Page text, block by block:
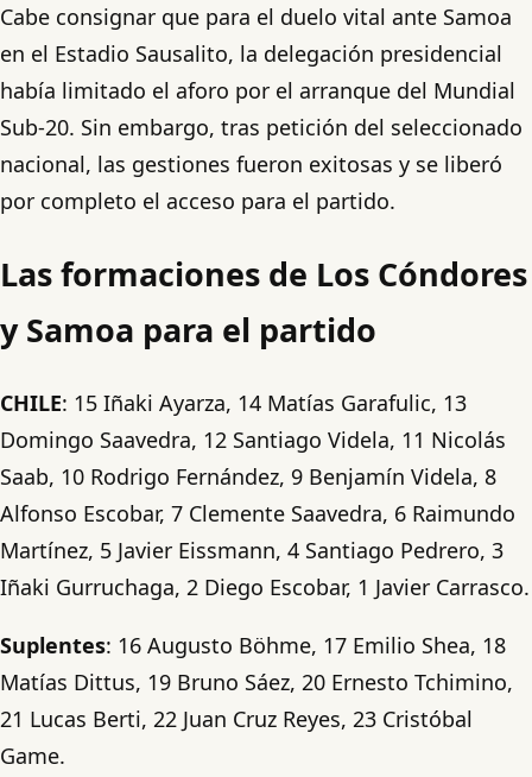
Cabe consignar que para el duelo vital ante Samoa
en el Estadio Sausalito, la delegación presidencial
había limitado el aforo por el arranque del Mundial
Sub-20. Sin embargo, tras petición del seleccionado
nacional, las gestiones fueron exitosas y se liberó
por completo el acceso para el partido.
Las formaciones de Los Cóndores
y Samoa para el partido
CHILE: 15 Iñaki Ayarza, 14 Matías Garafulic, 13
Domingo Saavedra, 12 Santiago Videla, 11 Nicolás
Saab, 10 Rodrigo Fernández, 9 Benjamín Videla, 8
Alfonso Escobar, 7 Clemente Saavedra, 6 Raimundo
Martínez, 5 Javier Eissmann, 4 Santiago Pedrero, 3
Iñaki Gurruchaga, 2 Diego Escobar, 1 Javier Carrasco.
Suplentes: 16 Augusto Böhme, 17 Emilio Shea, 18
Matías Dittus, 19 Bruno Sáez, 20 Ernesto Tchimino,
21 Lucas Berti, 22 Juan Cruz Reyes, 23 Cristóbal
Game.